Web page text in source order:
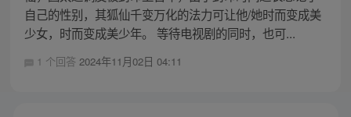
自己的性别，其狐仙千变万化的法力可让他/她时而变成美
少女，时而变成美少年。 等待电视剧的同时，也可...
1 个回答 2024年11月02日 04:11